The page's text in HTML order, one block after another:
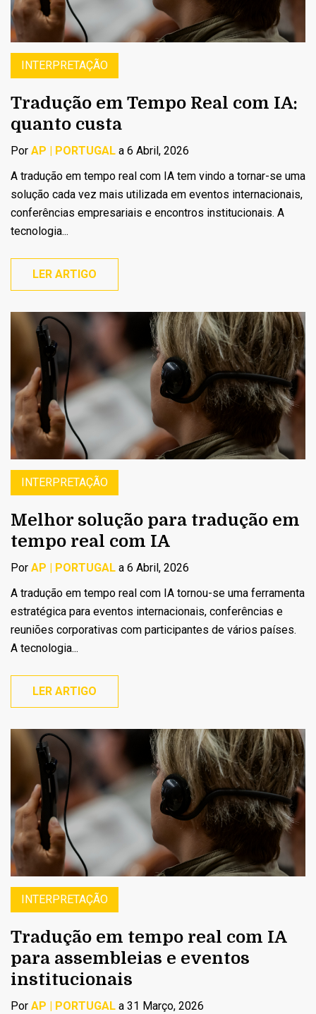
INTERPRETAÇÃO
Tradução em Tempo Real com IA:
quanto custa
Por AP | PORTUGAL a 6 Abril, 2026
A tradução em tempo real com IA tem vindo a tornar-se uma
solução cada vez mais utilizada em eventos internacionais,
conferências empresariais e encontros institucionais. A
tecnologia...
LER ARTIGO
INTERPRETAÇÃO
Melhor solução para tradução em
tempo real com IA
Por AP | PORTUGAL a 6 Abril, 2026
A tradução em tempo real com IA tornou-se uma ferramenta
estratégica para eventos internacionais, conferências e
reuniões corporativas com participantes de vários países.
A tecnologia...
LER ARTIGO
INTERPRETAÇÃO
Tradução em tempo real com IA
para assembleias e eventos
institucionais
Por AP | PORTUGAL a 31 Março, 2026